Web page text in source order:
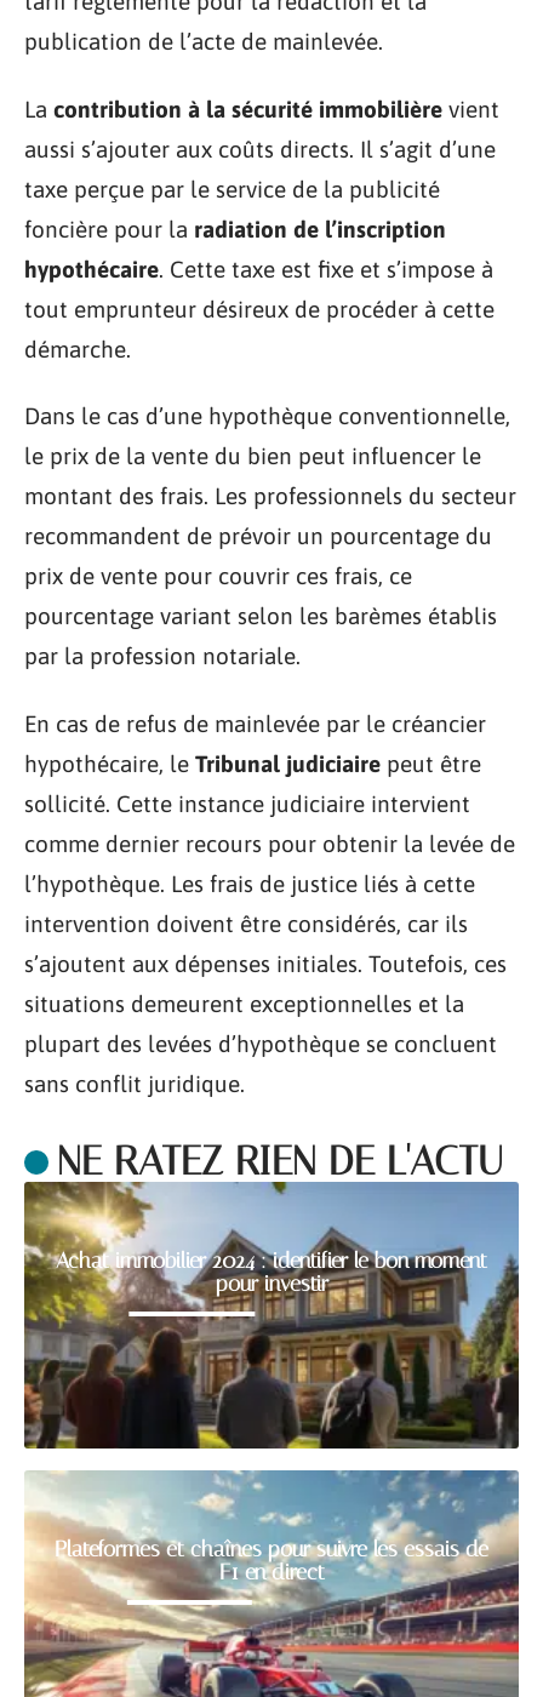
publication de l’acte de mainlevée.
La contribution à la sécurité immobilière vient
aussi s’ajouter aux coûts directs. Il s’agit d’une
taxe perçue par le service de la publicité
foncière pour la radiation de l’inscription
hypothécaire. Cette taxe est fixe et s’impose à
tout emprunteur désireux de procéder à cette
démarche.
Dans le cas d’une hypothèque conventionnelle,
le prix de la vente du bien peut influencer le
montant des frais. Les professionnels du secteur
recommandent de prévoir un pourcentage du
prix de vente pour couvrir ces frais, ce
pourcentage variant selon les barèmes établis
par la profession notariale.
En cas de refus de mainlevée par le créancier
hypothécaire, le Tribunal judiciaire peut être
sollicité. Cette instance judiciaire intervient
comme dernier recours pour obtenir la levée de
l’hypothèque. Les frais de justice liés à cette
intervention doivent être considérés, car ils
s’ajoutent aux dépenses initiales. Toutefois, ces
situations demeurent exceptionnelles et la
plupart des levées d’hypothèque se concluent
sans conflit juridique.
NE RATEZ RIEN DE L'ACTU
Achat immobilier 2024 : identifier le bon moment
pour investir
Plateformes et chaînes pour suivre les essais de
F1 en direct